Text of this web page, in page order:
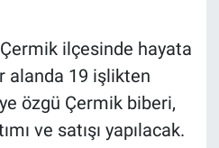
ilçesinde hayata
alanda 19 işlikten
özgü Çermik biberi,
ve satışı yapılacak.